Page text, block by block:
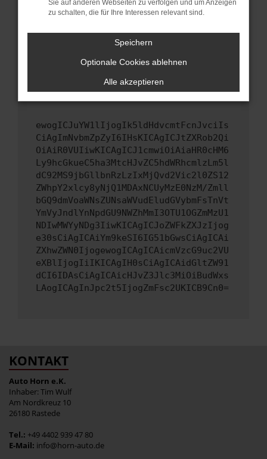
unterstützt werden.
Wende dich an den Webseitenbetreiber.
Wenn du alle oben genannten Schritte versucht
hast, kontaktiere uns bitte. Wir werden
versuchen, das Problem zu beheben. Du kannst
uns diesen Text schicken, um uns bei der
ewogICJuYW1lIjogIk5ldHdvcmtFcnJvciIs
CiAgImNvbmZpZyI6IHsKICAgICJtZXRob2Qi
OiAiR0VUIiwKICAgICJ1cmwiOiAiaHR0cHM6
Ly9hcGkueC5ha3MtcHJvZC5hdWRhcmlzLm5l
dC92MS9jbGllbnRzLzIxMjQvd2Vic2l0ZS12
ZWhpY2xlcy8yNjQ1MDAxNCUyMzE0NzM/Zmll
bGQ9dmVoaWNsZUNsaWVudEludGVybmFsTnVt
YmVyJndlYnNpdGU9NWZhMmI3OTU1OGZmMzU1
NDIwMWYyNDg3IiwKICAgICJoZWFkZXJzIjog
e30sCiAgICAiYm9keSI6IG51bGwsCiAgICAi
ZXhwZWN0IjogewogICAgICAicmVzcG9uc2VU
eXBlIjogIiIKICAgIH0sCiAgICAidGltZW91
dCI6IDAsCiAgICAicHJvZ3Jlc3MiOiBudWxs
LAogICAgInJpc2t5IjogZmFsc2UKICB9Cn0=
KONTAKT
Auto Horn e.K.
Inhaber: Tim Wulf
Am Nordkreuz 10
26180 Rastede
Tel.: +49 4402 939 47 80
E-Mail: info@horn-auto.de
Sie auf anderen Webseiten zu verfolgen und um Anzeigen
zu schalten, die für Ihre Interessen relevant sind.
Speichern
Optionale Cookies ablehnen
Alle akzeptieren